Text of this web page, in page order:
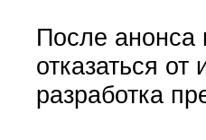
После анонса
отказаться от
разработка